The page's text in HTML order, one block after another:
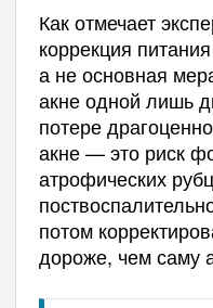
Как отмечает
коррекция
а не основная
акне одной лишь
потере
акне — это риск
атрофических
потом
дороже, чем саму